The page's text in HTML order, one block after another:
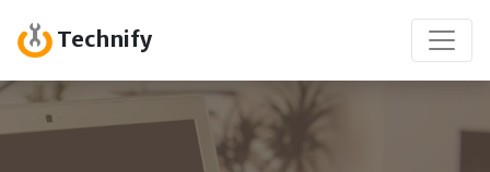
Technify